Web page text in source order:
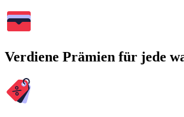
Verdiene Prämien für jede